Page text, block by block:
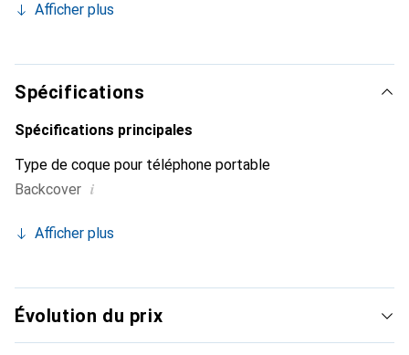
et indispensable de votre smartphone. Reconnaître
marque Noreve est un choix sûr pour une clientèle
exigeante.
Afficher plus
Spécifications
Spécifications principales
Type de coque pour téléphone portable
Backcover i
Afficher plus
Évolution du prix